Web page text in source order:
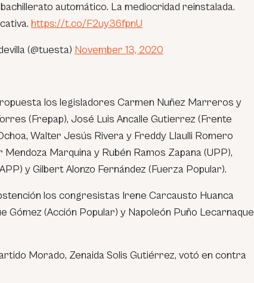
automático. La mediocridad reinstalada.
https://t.co/F2uy36fpnU
(@tuesta) November 13, 2020
los legisladores Carmen Nuñez Marreros y
(Frepap), José Luis Ancalle Gutierrez (Frente
Walter Jesús Rivera y Freddy Llaulli Romero
Marquina y Rubén Ramos Zapana (UPP),
y Gilbert Alonzo Fernández (Fuerza Popular).
los congresistas Irene Carcausto Huanca
Gómez (Acción Popular) y Napoleón Puño Lecarnaque
Morado, Zenaida Solis Gutiérrez, votó en contra